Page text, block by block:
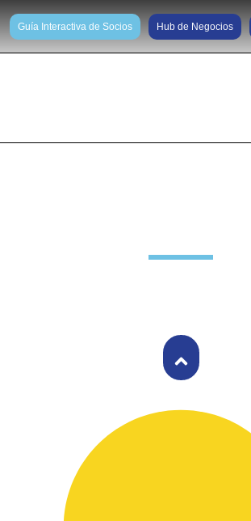
Guía Interactiva de Socios Hub de Negocios